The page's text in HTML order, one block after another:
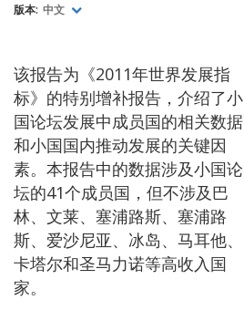
版本: 中文
该报告为《2011年世界发展指
标》的特别增补报告，介绍了小
国论坛发展中成员国的相关数据
和小国国内推动发展的关键因
素。本报告中的数据涉及小国论
坛的41个成员国，但不涉及巴
林、文莱、塞浦路斯、塞浦路
斯、爱沙尼亚、冰岛、马耳他、
卡塔尔和圣马力诺等高收入国
家。